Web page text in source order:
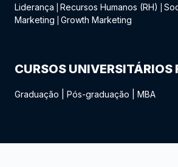
Liderança
Recursos Humanos (RH)
Marketing
Growth Marketing
CURSOS UNIVERSITÁRIOS
Graduação Pós-graduação MBA